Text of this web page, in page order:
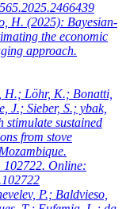
H. (2025): Bayesian-
the economic
approach.
H.; Löhr, K.; Bonatti,
J.; Sieber, S.; ybak,
stimulate sustained
from stove
102722. Online:
P.; Baldvieso,